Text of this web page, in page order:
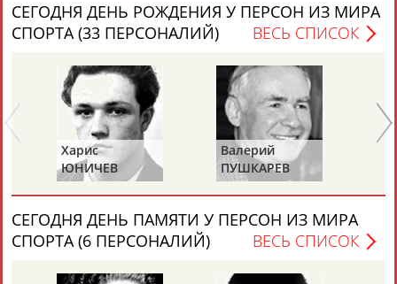
Вопросы сотрудничества и совместной деятельностиinform@infosport.ru
©
Стадион, 1998-2026
Разработка и поддержка ООО НАИТ «Стадион»
Адресов в новостной рассылке: 996
Подпишись
СЕГОДНЯ ДЕНЬ РОЖДЕНИЯ У ПЕРСОН ИЗ МИРА
СПОРТА (33 ПЕРСОНАЛИЙ)
ВЕСЬ СПИСОК
Харис
ЮНИЧЕВ
Валерий
ПУШКАРЕВ
СЕГОДНЯ ДЕНЬ ПАМЯТИ У ПЕРСОН ИЗ МИРА
СПОРТА (6 ПЕРСОНАЛИЙ)
ВЕСЬ СПИСОК